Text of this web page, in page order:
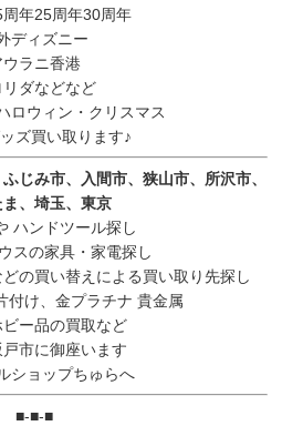
年25周年30周年
ディズニー
ウラニ香港
リダなどなど
ロウィン・クリスマス
ズ買い取ります♪
じみ市、入間市、狭山市、所沢市、
ま、埼玉、東京
ハンドツール探し
スの家具・家電探し
の買い替えによる買い取り先探し
付け、金プラチナ 貴金属
ー品の買取など
市に御座います
ショップちゅらへ
■-■-■